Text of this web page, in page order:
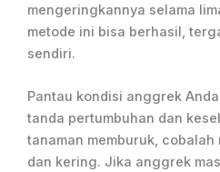
mengeringkannya selama
metode ini bisa berhasil,
sendiri.
Pantau kondisi anggrek
tanda pertumbuhan dan
tanaman memburuk,
dan kering. Jika anggrek